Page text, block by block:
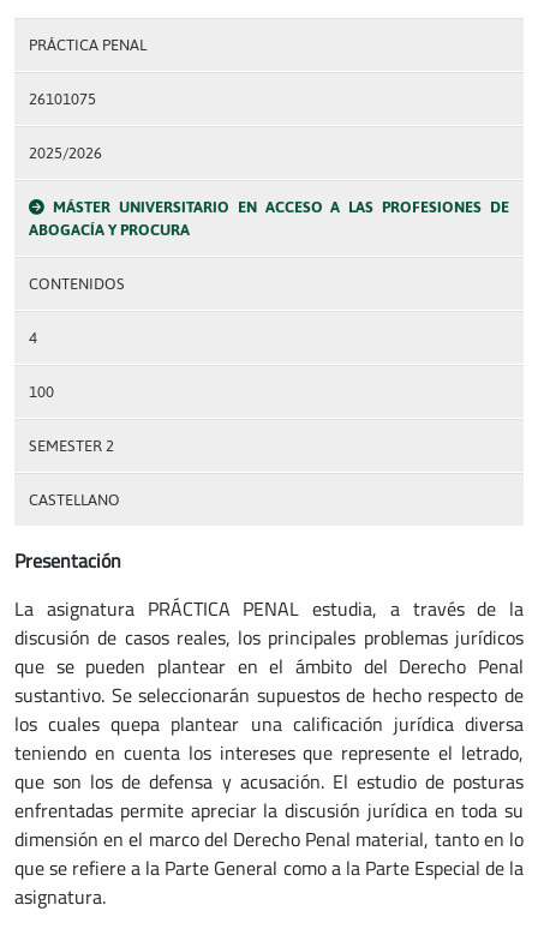
PRÁCTICA PENAL
26101075
2025/2026
MÁSTER UNIVERSITARIO EN ACCESO A LAS PROFESIONES DE
ABOGACÍA Y PROCURA
CONTENIDOS
4
100
SEMESTER 2
CASTELLANO
Presentación
La asignatura PRÁCTICA PENAL estudia, a través de la
discusión de casos reales, los principales problemas jurídicos
que se pueden plantear en el ámbito del Derecho Penal
sustantivo. Se seleccionarán supuestos de hecho respecto de
los cuales quepa plantear una calificación jurídica diversa
teniendo en cuenta los intereses que represente el letrado,
que son los de defensa y acusación. El estudio de posturas
enfrentadas permite apreciar la discusión jurídica en toda su
dimensión en el marco del Derecho Penal material, tanto en lo
que se refiere a la Parte General como a la Parte Especial de la
asignatura.